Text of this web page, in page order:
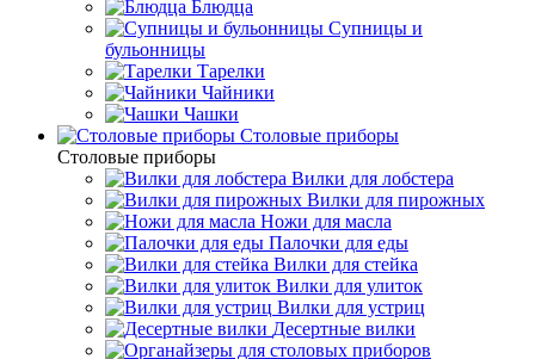
Блюдца
Супницы и
бульонницы
Тарелки
Чайники
Чашки
Cтоловые приборы
Cтоловые приборы
Вилки для лобстера
Вилки для пирожных
Ножи для масла
Палочки для еды
Вилки для стейка
Вилки для улиток
Вилки для устриц
Десертные вилки